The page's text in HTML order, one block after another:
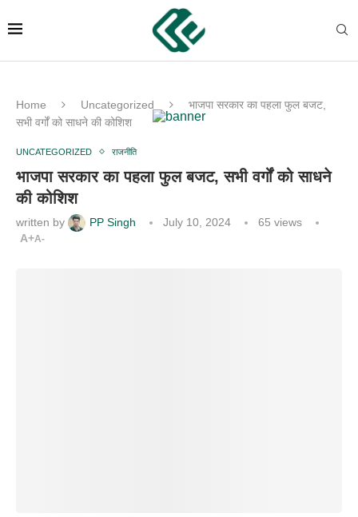
Home Uncategorized
भाजपा सरकार का पहला फुल बजट,
सभी वर्गों को साधने की कोशिश
UNCATEGORIZED राजनीति
भाजपा सरकार का पहला फुल बजट, सभी वर्गों को साधने
की कोशिश
written by PP Singh July 10, 2024 65 views
A+A-